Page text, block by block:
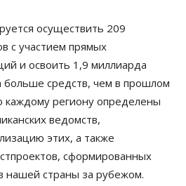
осуществить 209
с участием прямых
и освоить 1,9 миллиарда
больше средств, чем в прошлом
каждому региону определены
ведомств,
этих, а также
сформированных
нашей страны за рубежом.